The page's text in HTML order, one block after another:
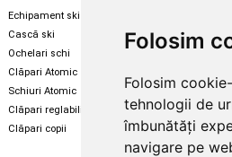
Folosim
Folosim
tehnologii de
îmbunătăți
navigare pe
Echipament ski
Cască ski
Ochelari schi
Clăpari Atomic
Schiuri Atomic
Clăpari reglabili
Clăpari copii